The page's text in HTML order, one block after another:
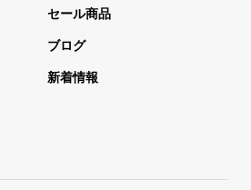
セール商品
ブログ
新着情報